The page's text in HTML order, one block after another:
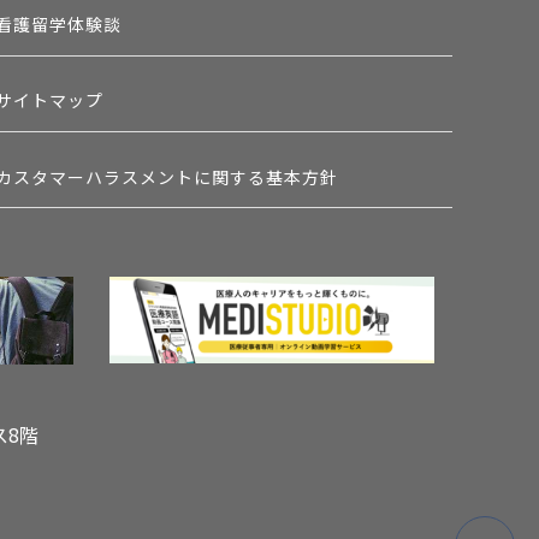
護留学体験談
イトマップ
スタマーハラスメントに関する基本方針
8階